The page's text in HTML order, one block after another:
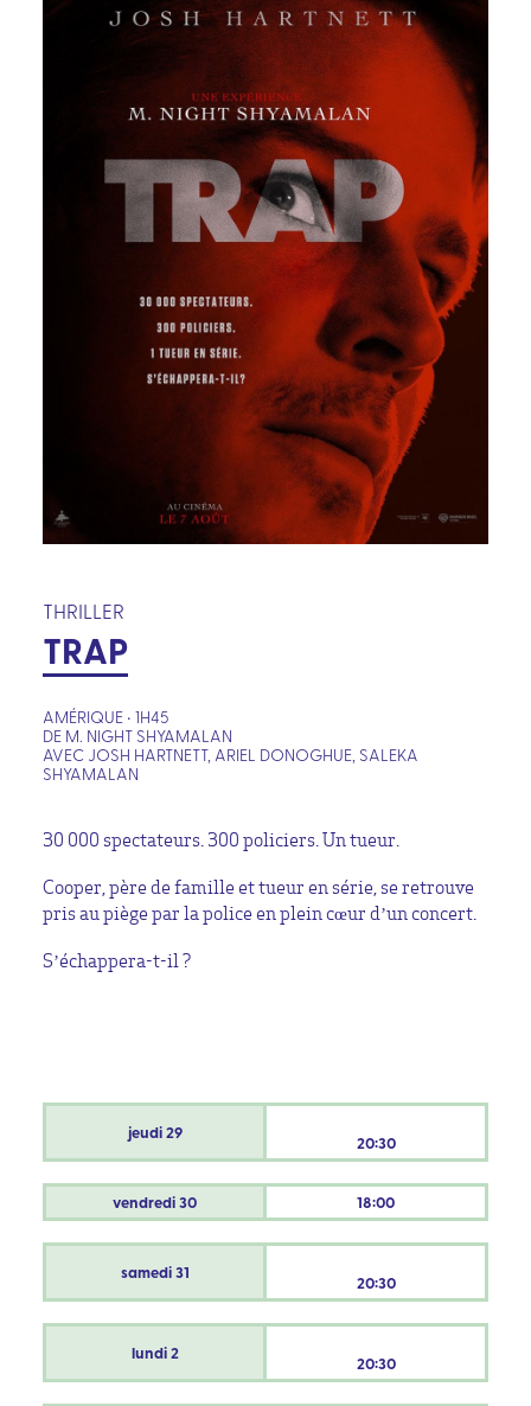
THRILLER
TRAP
AMÉRIQUE • 1H45
DE M. NIGHT SHYAMALAN
AVEC JOSH HARTNETT, ARIEL DONOGHUE, SALEKA
SHYAMALAN
30 000 spectateurs. 300 policiers. Un tueur.
Cooper, père de famille et tueur en série, se retrouve
pris au piège par la police en plein cœur d’un concert.
S’échappera-t-il ?
jeudi29 20:30
vendredi30 18:00
samedi31 20:30
lundi2 20:30